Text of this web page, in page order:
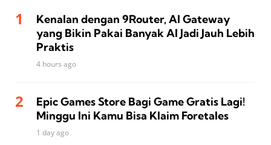
Kenalan dengan 9Router, AI Gateway
yang Bikin Pakai Banyak AI Jadi Jauh Lebih
Praktis
4 hours ago
Epic Games Store Bagi Game Gratis Lagi!
Minggu Ini Kamu Bisa Klaim Foretales
1 day ago